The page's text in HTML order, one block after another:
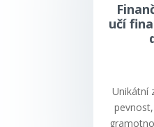
učí
Unikátní